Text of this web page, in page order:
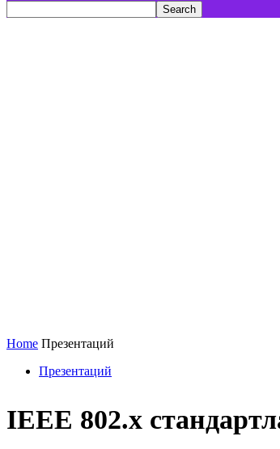
Home Презентаций
Презентаций
IEEE 802.х